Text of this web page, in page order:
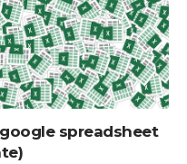
spreadsheet